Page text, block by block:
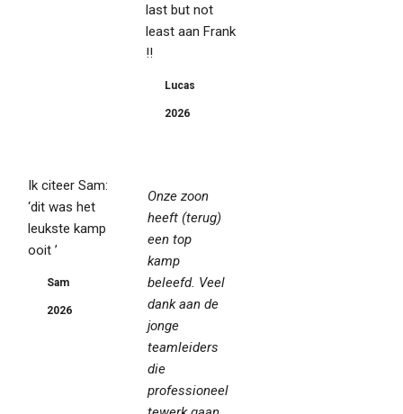
last but not
least aan Frank
!!
Lucas
2026
Ik citeer Sam:
‘dit was het
leukste kamp
ooit ’
Sam
2026
Onze zoon
heeft (terug)
een top
kamp
beleefd. Veel
dank aan de
jonge
teamleiders
die
professioneel